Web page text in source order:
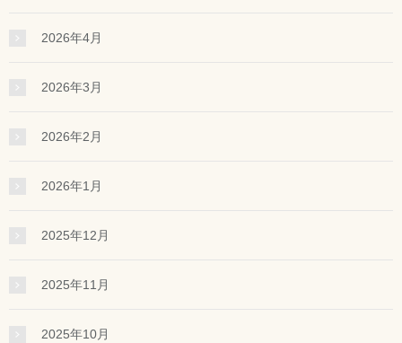
2026年4月
2026年3月
2026年2月
2026年1月
2025年12月
2025年11月
2025年10月